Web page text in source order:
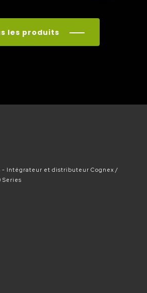
les produits
- Intégrateur et distributeur Cognex
Series